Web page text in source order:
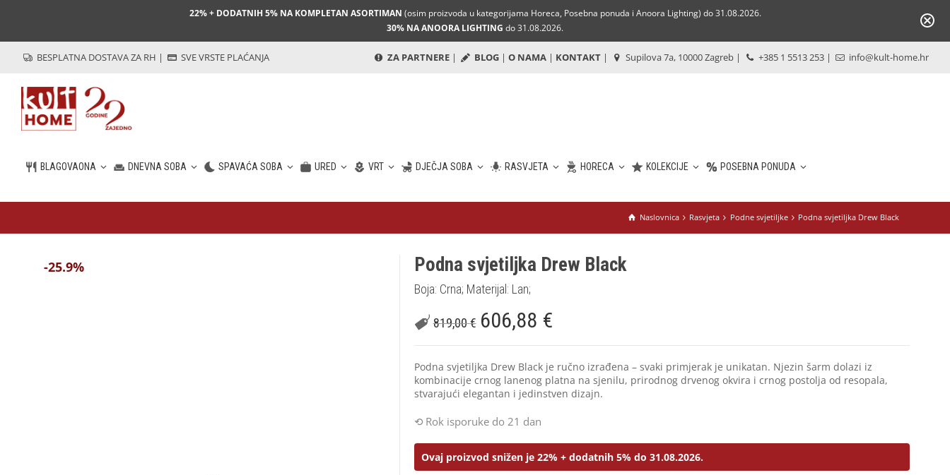
22% + DODATNIH 5% NA KOMPLETAN ASORTIMAN (osim proizvoda u kategorijama Horeca, Posebna ponuda i Anoora Lighting) do 31.08.2026.
30% NA ANOORA LIGHTING do 31.08.2026.
BESPLATNA DOSTAVA ZA RH | SVE VRSTE PLAĆANJA ZA PARTNERE | BLOG | O NAMA | KONTAKT | Supilova 7a, 10000 Zagreb | +385 1 5513 253 | info@kult-home.hr
BLAGOVAONA DNEVNA SOBA SPAVAĆA SOBA URED VRT DJEČJA SOBA RASVJETA HORECA KOLEKCIJE POSEBNA PONUDA
HR
Naslovnica Rasvjeta Podne svjetiljke Podna svjetiljka Drew Black
-25.9% Podna svjetiljka Drew Black
Boja: Crna; Materijal: Lan;
819,00€ 606,88 €
Podna svjetiljka Drew Black je ručno izrađena – svaki primjerak je unikatan. Njezin šarm dolazi iz
kombinacije crnog lanenog platna na sjenilu, prirodnog drvenog okvira i crnog postolja od resopala,
stvarajući elegantan i jedinstven dizajn.
Rok isporuke do 21 dan
Ovaj proizvod snižen je 22% + dodatnih 5% do 31.08.2026.